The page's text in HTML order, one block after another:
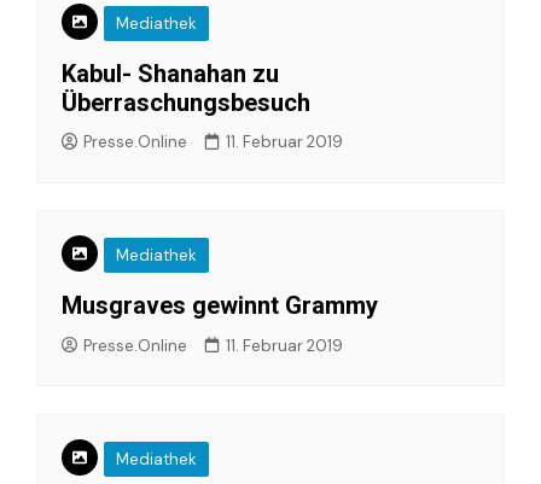
Mediathek
Kabul- Shanahan zu
Überraschungsbesuch
Presse.Online 11. Februar 2019
Mediathek
Musgraves gewinnt Grammy
Presse.Online 11. Februar 2019
Mediathek